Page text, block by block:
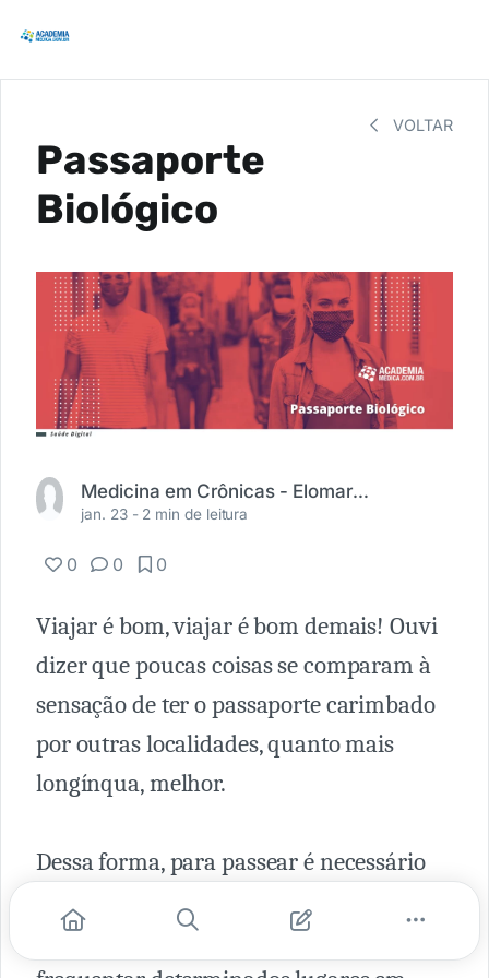
VOLTAR
Passaporte
Biológico
Medicina em Crônicas - Elomar R. Moura (@medicinaemcronicas)
jan. 23 - 2 min de leitura
0 0 0
Viajar é bom, viajar é bom demais! Ouvi
dizer que poucas coisas se comparam à
sensação de ter o passaporte carimbado
por outras localidades, quanto mais
longínqua, melhor.
Dessa forma, para passear é necessário
ter um passaporte. Esse documento
demonstra a sua permissão em